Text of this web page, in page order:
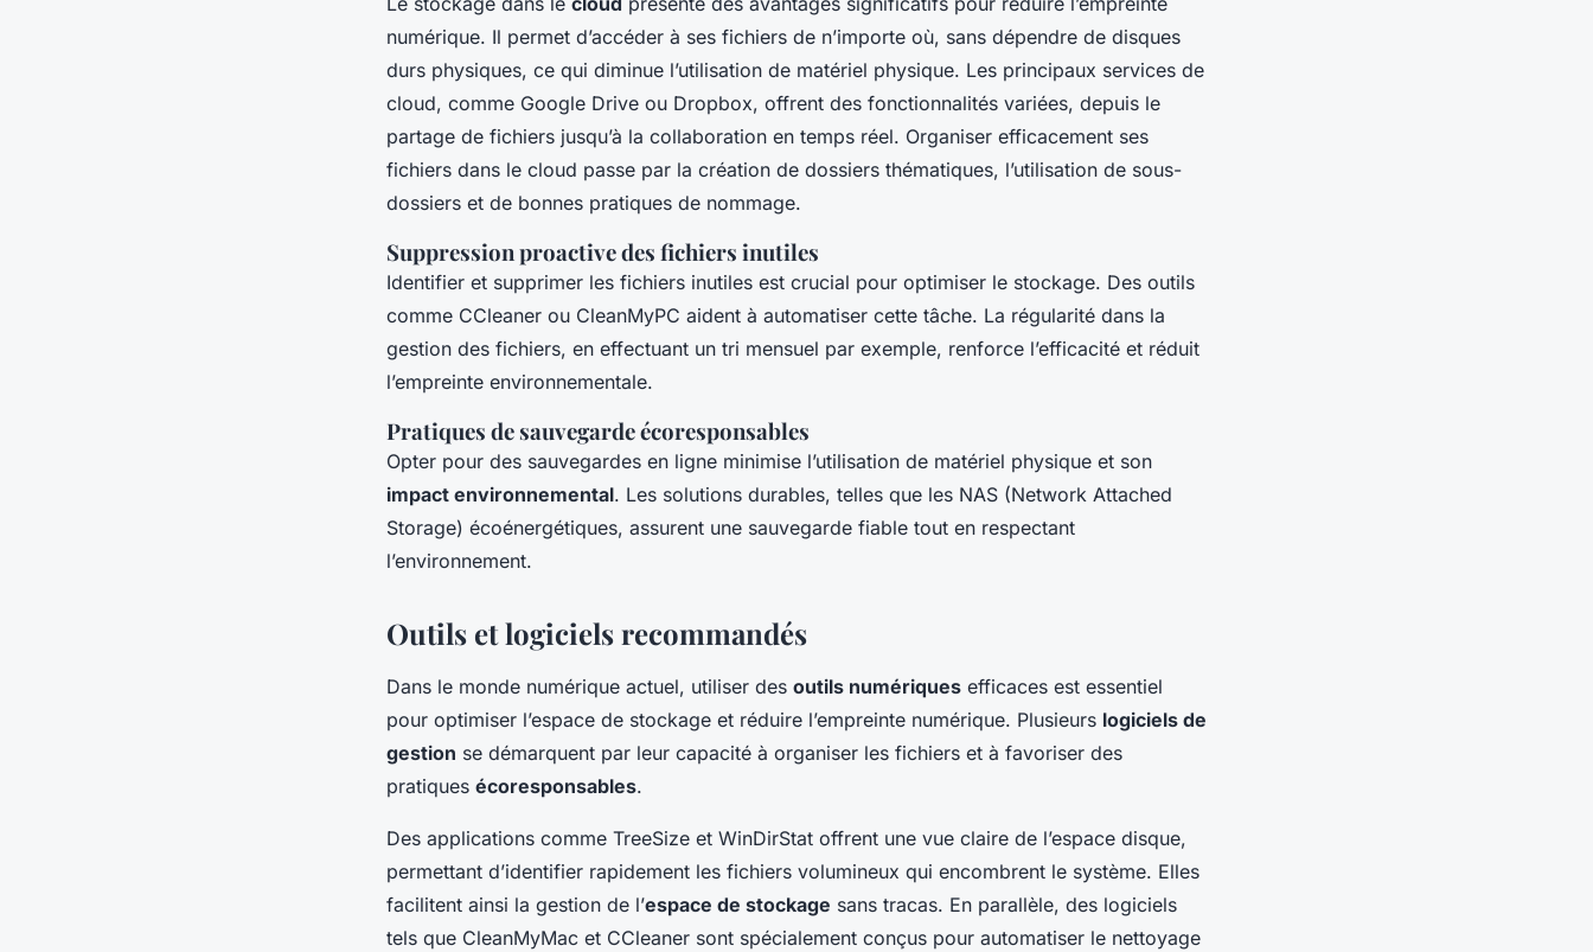
numérique. Il permet d’accéder à ses fichiers de n’importe où, sans dépendre de disques
durs physiques, ce qui diminue l’utilisation de matériel physique. Les principaux services de
cloud, comme Google Drive ou Dropbox, offrent des fonctionnalités variées, depuis le
partage de fichiers jusqu’à la collaboration en temps réel. Organiser efficacement ses
fichiers dans le cloud passe par la création de dossiers thématiques, l’utilisation de sous-
dossiers et de bonnes pratiques de nommage.
Suppression proactive des fichiers inutiles
Identifier et supprimer les fichiers inutiles est crucial pour optimiser le stockage. Des outils
comme CCleaner ou CleanMyPC aident à automatiser cette tâche. La régularité dans la
gestion des fichiers, en effectuant un tri mensuel par exemple, renforce l’efficacité et réduit
l’empreinte environnementale.
Pratiques de sauvegarde écoresponsables
Opter pour des sauvegardes en ligne minimise l’utilisation de matériel physique et son
impact environnemental. Les solutions durables, telles que les NAS (Network Attached
Storage) écoénergétiques, assurent une sauvegarde fiable tout en respectant
l’environnement.
Outils et logiciels recommandés
Dans le monde numérique actuel, utiliser des outils numériques efficaces est essentiel
pour optimiser l’espace de stockage et réduire l’empreinte numérique. Plusieurs logiciels de
gestion se démarquent par leur capacité à organiser les fichiers et à favoriser des
pratiques écoresponsables.
Des applications comme TreeSize et WinDirStat offrent une vue claire de l’espace disque,
permettant d’identifier rapidement les fichiers volumineux qui encombrent le système. Elles
facilitent ainsi la gestion de l’espace de stockage sans tracas. En parallèle, des logiciels
tels que CleanMyMac et CCleaner sont spécialement conçus pour automatiser le nettoyage